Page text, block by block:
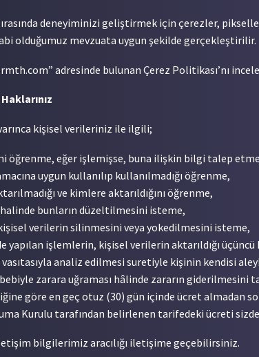
deneyiminizi geliştirmek için çerezler,
olduğumuz mevzuata uygun şekilde gerçekleştirilir.
adresinde bulunan Çerez Politikası’nı
kişisel verileriniz ile ilgili;
öğrenme, eğer işlemişse, buna ilişkin bilgi talep
uygun kullanılıp kullanılmadığı öğrenme,
ve kimlere aktarıldığını öğrenme,
bunların düzeltilmesini isteme,
verilerin silinmesini veya yokedilmesini isteme,
işlemlerin, kişisel verilerin aktarıldığı
analiz edilmesi suretiyle kişinin kendisi
zarara uğraması hâlinde zararın giderilmesini
göre en geç otuz (30) gün içinde ücret almadan
Kurulu tarafından belirlenen tarifedeki ücreti
bilgilerimiz aracılığı iletişime geçebilirsiniz.